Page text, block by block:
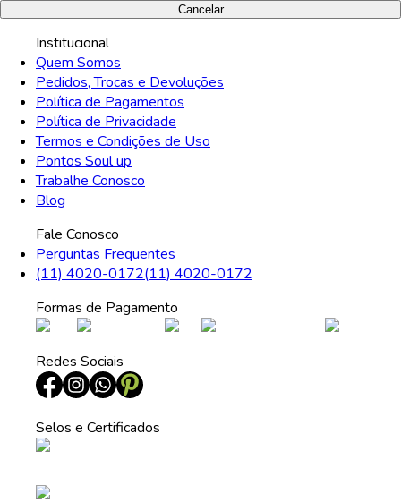
Cancelar
Institucional
Quem Somos
Pedidos, Trocas e Devoluções
Política de Pagamentos
Política de Privacidade
Termos e Condições de Uso
Pontos Soul up
Trabalhe Conosco
Blog
Fale Conosco
Perguntas Frequentes
(11) 4020-0172(11) 4020-0172
Formas de Pagamento
Redes Sociais
Selos e Certificados